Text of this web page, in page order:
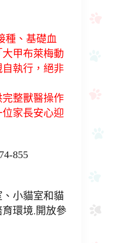
種、基礎血
甲布萊梅動
執行，絕非
整獸醫操作
家長安心迎
855
小貓室和貓
環境.開放參